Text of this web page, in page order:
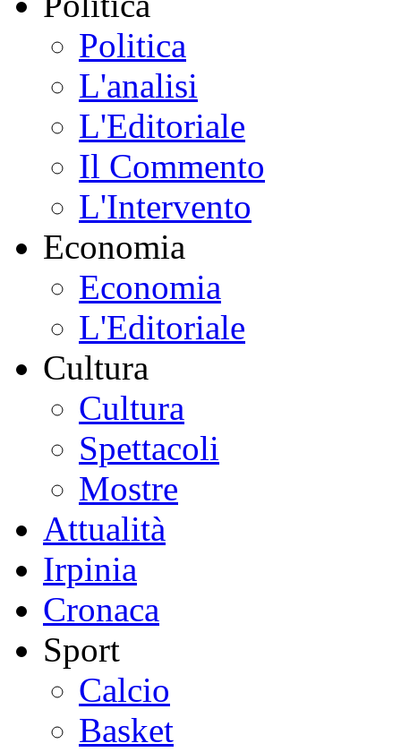
Politica
L'analisi
L'Editoriale
Il Commento
L'Intervento
Economia
Economia
L'Editoriale
Cultura
Cultura
Spettacoli
Mostre
Attualità
Irpinia
Cronaca
Sport
Calcio
Basket